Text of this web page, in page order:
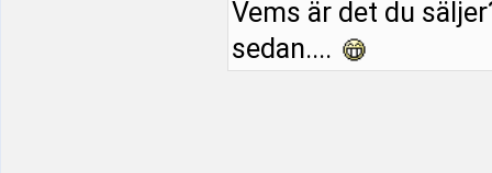
Vems är det du
sedan....